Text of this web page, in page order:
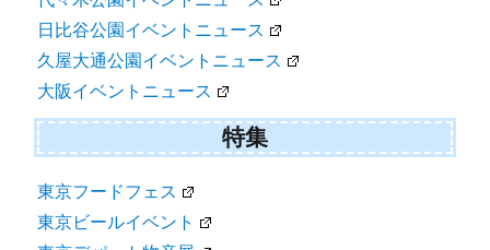
勾当台公園イベントニュース
東京イベントニュース
上野恩賜公園イベントニュース
代々木公園イベントニュース
日比谷公園イベントニュース
久屋大通公園イベントニュース
大阪イベントニュース